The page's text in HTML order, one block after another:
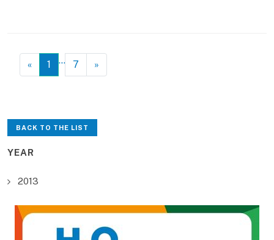
« 1 … 7 »
BACK TO THE LIST
YEAR
2013